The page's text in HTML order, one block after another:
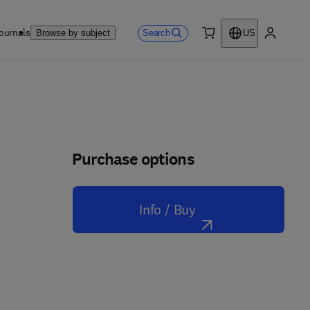
Browse by subject Search
US
Purchase options
Info / Buy